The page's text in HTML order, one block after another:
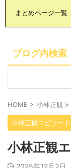
まとめページ一覧
ブログ内検索
HOME > 小林正観 >
小林正観エピソード
小林正観
2025年12月2日